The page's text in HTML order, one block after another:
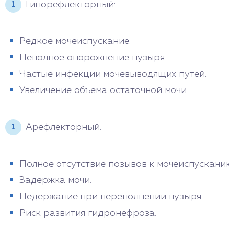
Гипорефлекторный:
Редкое мочеиспускание.
Неполное опорожнение пузыря.
Частые инфекции мочевыводящих путей.
Увеличение объема остаточной мочи.
Арефлекторный:
Полное отсутствие позывов к
Задержка мочи.
Недержание при переполнении пузыря.
Риск развития гидронефроза.